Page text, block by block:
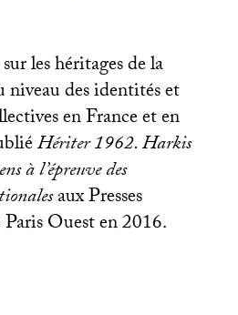
les héritages de la
niveau des identités et
en France et en
Hériter 1962. Harkis
à l’épreuve des
aux Presses
Ouest en 2016.